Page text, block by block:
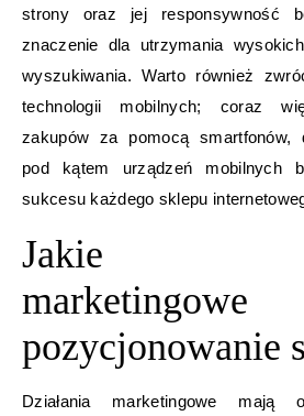
strony oraz jej responsywność
znaczenie dla utrzymania
wyszukiwania. Warto również
technologii mobilnych; coraz
zakupów za pomocą smartfonów,
pod kątem urządzeń mobilnych
sukcesu każdego sklepu
Jakie
marketingowe
pozycjonowanie
Działania marketingowe mają